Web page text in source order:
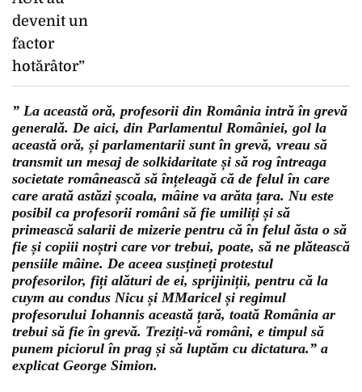
” La această oră, profesorii din România intră în grevă
generală. De aici, din Parlamentul României, gol la
această oră, și parlamentarii sunt în grevă, vreau să
transmit un mesaj de solkidaritate și să rog întreaga
societate românească să înțeleagă că de felul în care
care arată astăzi școala, mâine va arăta țara. Nu este
posibil ca profesorii români să fie umiliți și să
primească salarii de mizerie pentru că în felul ăsta o să
fie și copiii noștri care vor trebui, poate, să ne plătească
pensiile mâine. De aceea susțineți protestul
profesorilor, fiți alături de ei, sprijiniții, pentru că la
cuym au condus Nicu și MMaricel și regimul
profesorului Iohannis această țară, toată România ar
trebui să fie în grevă. Treziți-vă români, e timpul să
punem piciorul în prag și să luptăm cu dictatura.” a
explicat George Simion.